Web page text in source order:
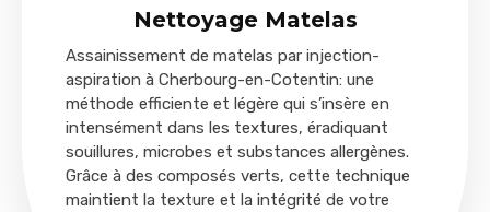
Nettoyage Matelas
Assainissement de matelas par injection-
aspiration à Cherbourg-en-Cotentin: une
méthode efficiente et légère qui s’insère en
intensément dans les textures, éradiquant
souillures, microbes et substances allergènes.
Grâce à des composés verts, cette technique
maintient la texture et la intégrité de votre